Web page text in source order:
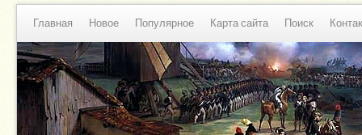
Главная Новое Популярное Карта сайта Поиск